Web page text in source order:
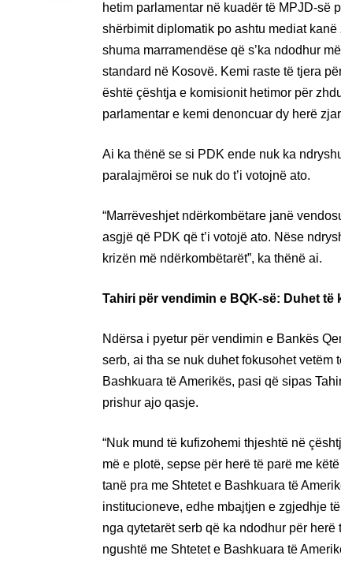
hetim parlamentar në kuadër të MPJD-së
shërbimit diplomatik po ashtu mediat
shuma marramendëse që s’ka ndodhur
standard në Kosovë. Kemi raste të tjera
është çështja e komisionit hetimor për
parlamentar e kemi denoncuar dy herë
Ai ka thënë se si PDK ende nuk ka
paralajmëroi se nuk do t’i votojnë ato.
“Marrëveshjet ndërkombëtare janë
asgjë që PDK që t’i votojë ato. Nëse
krizën më ndërkombëtarët”, ka thënë ai.
Tahiri për vendimin e BQK-së: Duhet
Ndërsa i pyetur për vendimin e Bankës
serb, ai tha se nuk duhet fokusohet vetëm
Bashkuara të Amerikës, pasi që sipas
prishur ajo qasje.
“Nuk mund të kufizohemi thjeshtë në
më e plotë, sepse për herë të parë me
tanë pra me Shtetet e Bashkuara të
institucioneve, edhe mbajtjen e zgjedhje
nga qytetarët serb që ka ndodhur për
ngushtë me Shtetet e Bashkuara të